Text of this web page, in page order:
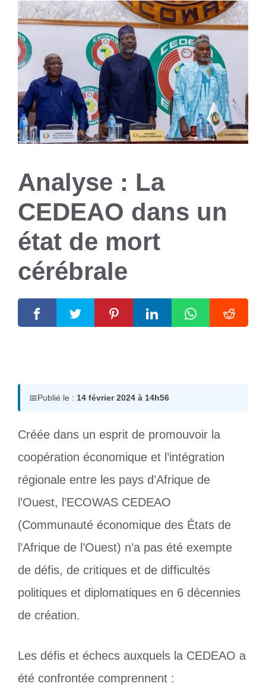
Analyse : La
CEDEAO dans un
état de mort
cérébrale
📅Publié le : 14 février 2024 à 14h56
Créée dans un esprit de promouvoir la
coopération économique et l’intégration
régionale entre les pays d’Afrique de
l’Ouest, l’ECOWAS CEDEAO
(Communauté économique des États de
l’Afrique de l’Ouest) n’a pas été exempte
de défis, de critiques et de difficultés
politiques et diplomatiques en 6 décennies
de création.
Les défis et échecs auxquels la CEDEAO a
été confrontée comprennent :